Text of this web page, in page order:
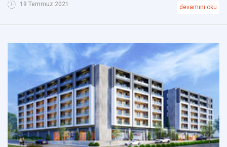
19 Temmuz 2021 devamını oku